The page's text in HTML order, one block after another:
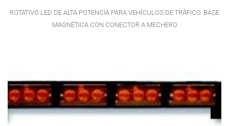
ROTATIVO LED DE ALTA POTENCIA PARA VEHÍCULOS DE TRÁFICO. BASE
MAGNÉTICA CON CONECTOR A MECHERO